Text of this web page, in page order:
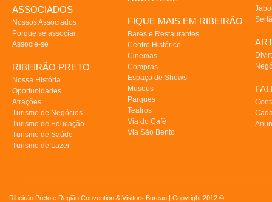
ASSOCIADOS
Nossos Associados
Porque se associar
Associe-se
RIBEIRÃO PRETO
Nossa História
Oportunidades
Atrações
Turismo de Negócios
Turismo de Educação
Turismo de Saúde
Turismo de Lazer
FIQUE MAIS EM RIBEIRÃO
Bares e Restaurantes
Centro Histórico
Cinemas
Compras
Espaço de Shows
Museus
Parques
Teatros
Via do Café
Via São Bento
Ribeirão Preto e Região Convention & Visitors Bureau | Copyright 2012 ©